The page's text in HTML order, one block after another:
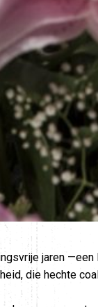
jaren
die hechte